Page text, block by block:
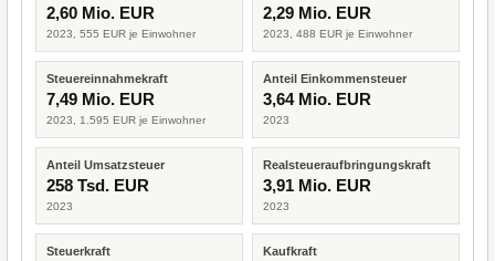
2,60 Mio. EUR
2023, 555 EUR je Einwohner
2,29 Mio. EUR
2023, 488 EUR je Einwohner
Steuereinnahmekraft
7,49 Mio. EUR
2023, 1.595 EUR je Einwohner
Anteil Einkommensteuer
3,64 Mio. EUR
2023
Anteil Umsatzsteuer
258 Tsd. EUR
2023
Realsteueraufbringungskraft
3,91 Mio. EUR
2023
Steuerkraft Kaufkraft